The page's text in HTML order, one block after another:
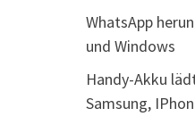
WhatsApp
und Windows
Handy-Akku
Samsung,